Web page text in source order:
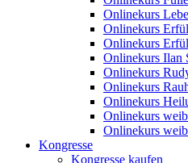
Onlinekurs
Onlinekurs
Onlinekurs
Onlinekurs Ilan
Onlinekurs
Onlinekurs
Onlinekurs
Onlinekurs
Onlinekurs
Kongresse
Kongresse kaufen